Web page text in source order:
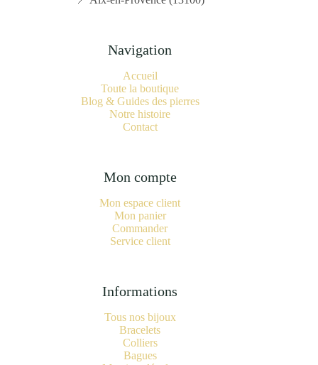
Navigation
Accueil
Toute la boutique
Blog & Guides des pierres
Notre histoire
Contact
Mon compte
Mon espace client
Mon panier
Commander
Service client
Informations
Tous nos bijoux
Bracelets
Colliers
Bagues